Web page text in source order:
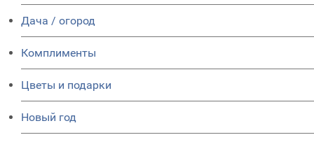
Дача / огород
Комплименты
Цветы и подарки
Новый год